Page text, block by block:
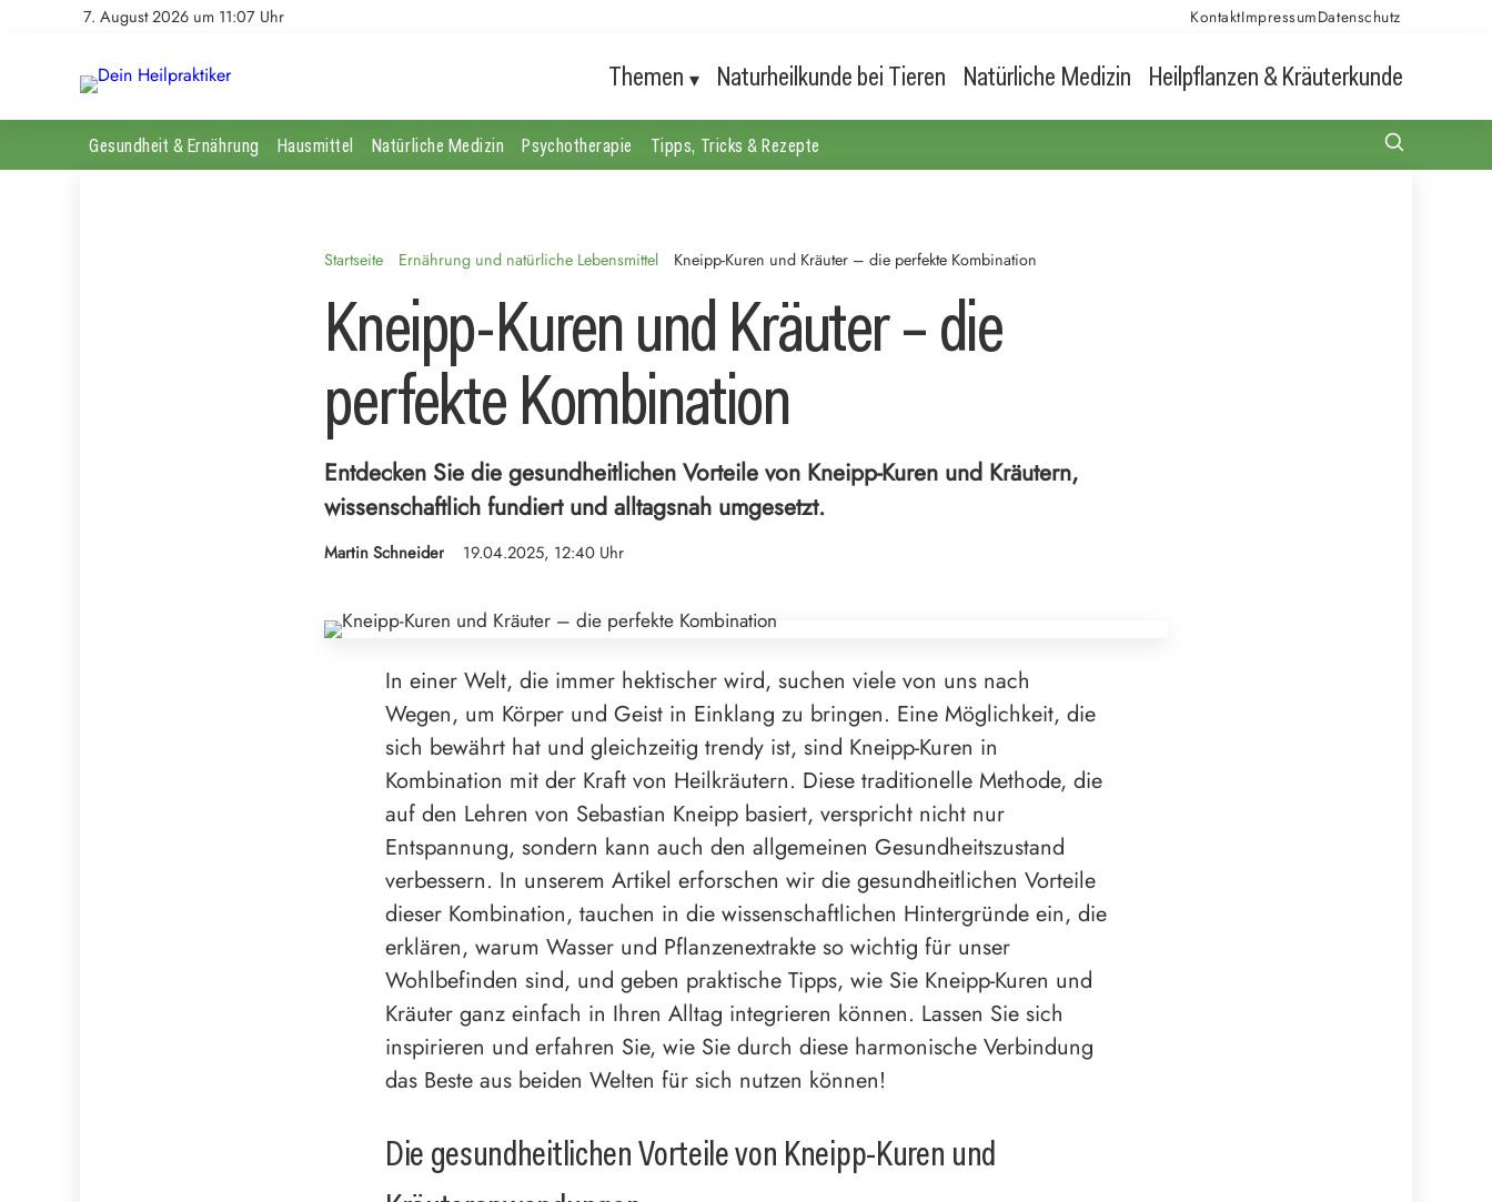
7. August 2026 um 11:07 Uhr KontaktImpressumDatenschutz
Themen Naturheilkunde bei Tieren Natürliche Medizin Heilpflanzen & Kräuterkunde
Gesundheit & Ernährung Hausmittel Natürliche Medizin Psychotherapie Tipps, Tricks & Rezepte
Startseite Ernährung und natürliche Lebensmittel Kneipp-Kuren und Kräuter – die perfekte Kombination
Kneipp-Kuren und Kräuter – die
perfekte Kombination
Entdecken Sie die gesundheitlichen Vorteile von Kneipp-Kuren und Kräutern,
wissenschaftlich fundiert und alltagsnah umgesetzt.
Martin Schneider 19.04.2025, 12:40 Uhr
In einer Welt, die immer hektischer wird, suchen viele von uns nach
Wegen, um Körper und Geist in Einklang zu bringen. Eine Möglichkeit, die
sich bewährt hat und gleichzeitig trendy ist, sind Kneipp-Kuren in
Kombination mit der Kraft von Heilkräutern. Diese traditionelle Methode, die
auf den Lehren von Sebastian Kneipp basiert, verspricht nicht nur
Entspannung, sondern kann auch den allgemeinen Gesundheitszustand
verbessern. In unserem Artikel erforschen wir die gesundheitlichen Vorteile
dieser Kombination, tauchen in die wissenschaftlichen Hintergründe ein, die
erklären, warum Wasser und Pflanzenextrakte so wichtig für unser
Wohlbefinden sind, und geben praktische Tipps, wie Sie Kneipp-Kuren und
Kräuter ganz einfach in Ihren Alltag integrieren können. Lassen Sie sich
inspirieren und erfahren Sie, wie Sie durch diese harmonische Verbindung
das Beste aus beiden Welten für sich nutzen können!
Die gesundheitlichen Vorteile von Kneipp-Kuren und